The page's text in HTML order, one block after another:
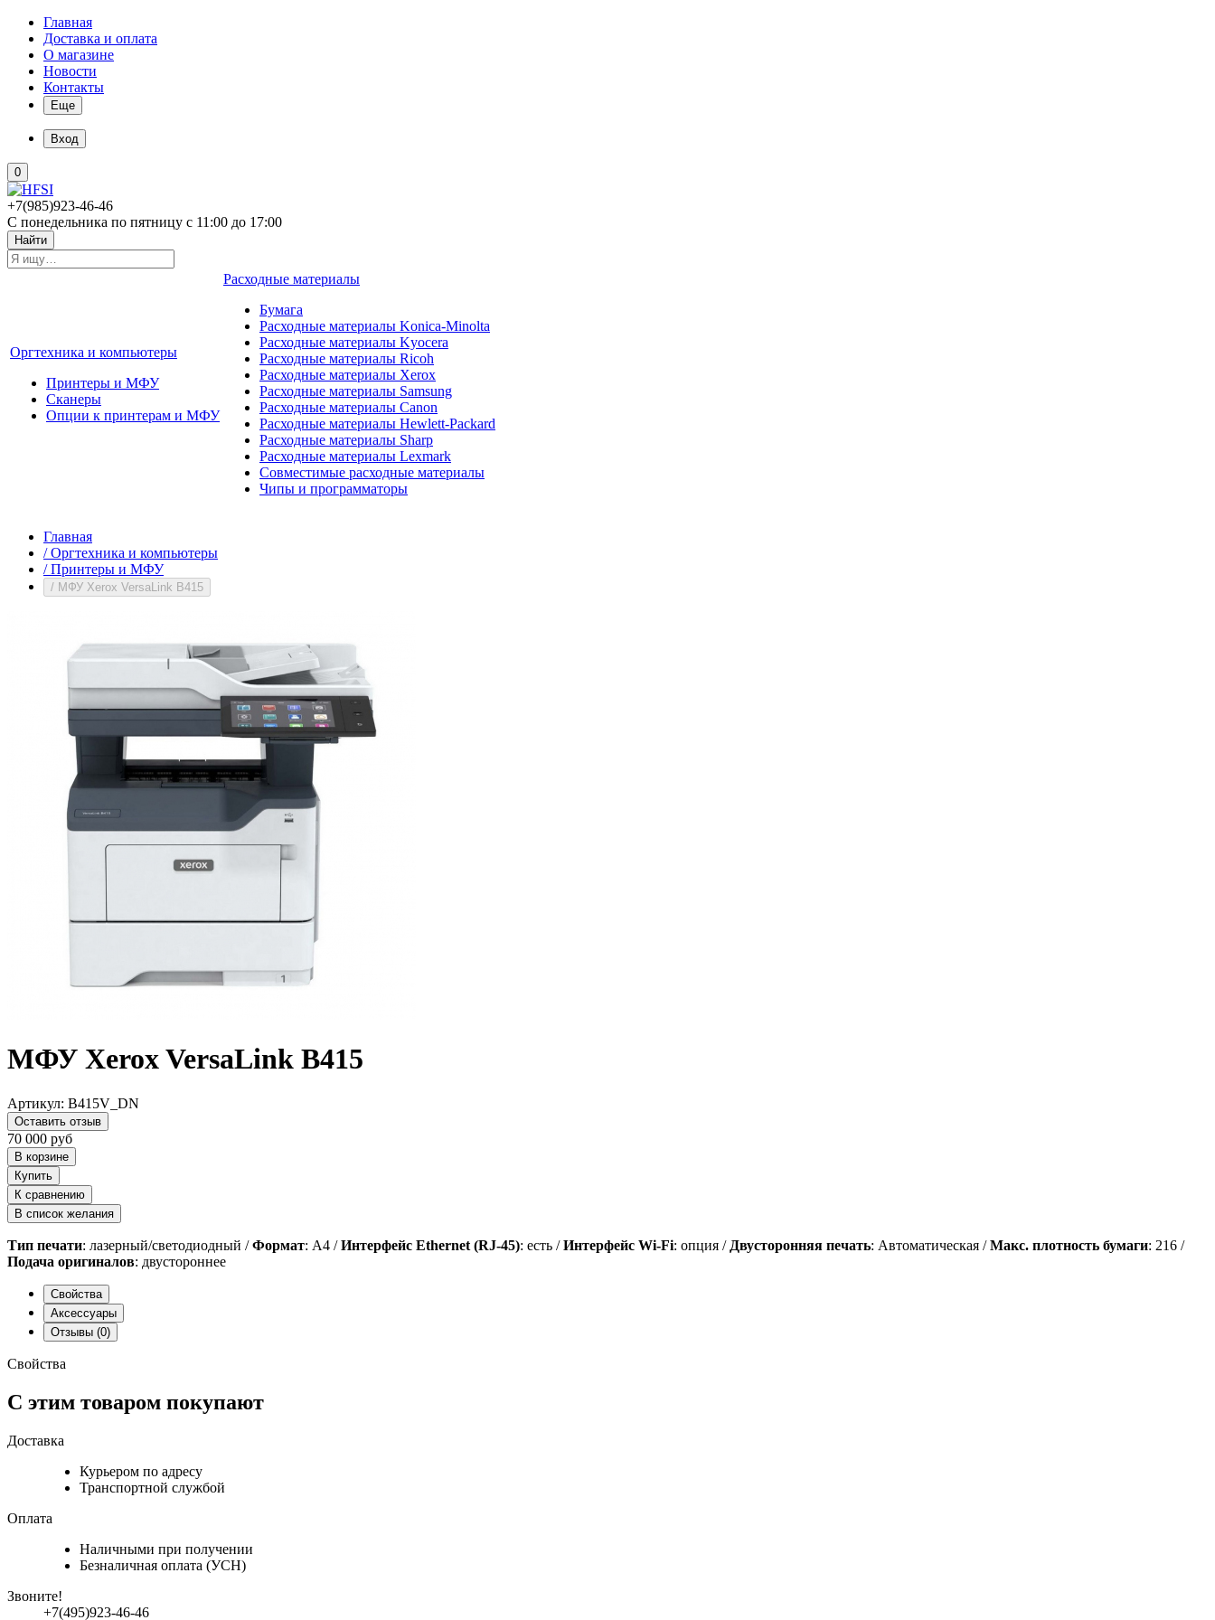
Главная
Доставка и оплата
О магазине
Новости
Контакты
Еще
Вход
0
+7(985)923-46-46
С понедельника по пятницу с 11:00 до 17:00
Найти
Оргтехника и компьютеры
Принтеры и МФУ
Сканеры
Опции к принтерам и МФУ
Расходные материалы
Бумага
Расходные материалы Konica-Minolta
Расходные материалы Kyocera
Расходные материалы Ricoh
Расходные материалы Xerox
Расходные материалы Samsung
Расходные материалы Canon
Расходные материалы Hewlett-Packard
Расходные материалы Sharp
Расходные материалы Lexmark
Совместимые расходные материалы
Чипы и программаторы
Главная
/ Оргтехника и компьютеры
/ Принтеры и МФУ
/ МФУ Xerox VersaLink B415
МФУ Xerox VersaLink B415
Артикул: B415V_DN
Оставить отзыв
70 000 руб
В корзине
Купить
К сравнению
В список желания
Тип печати: лазерный/светодиодный /Формат: А4 /Интерфейс Ethernet (RJ-45): есть /Интерфейс Wi-Fi: опция / Двусторонняя печать: Автоматическая /Макс. плотность бумаги: 216 /
Подача оригиналов: двустороннее
Свойства
Аксессуары
Отзывы (0)
Свойства
С этим товаром покупают
Доставка
Курьером по адресу
Транспортной службой
Оплата
Наличными при получении
Безналичная оплата (УСН)
Звоните!
+7(495)923-46-46